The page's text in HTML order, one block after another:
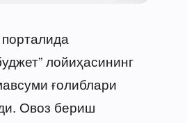
лойиҳасининг
ғолиблари
Овоз бериш